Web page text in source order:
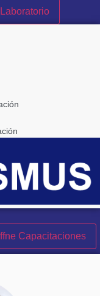
Capacitaciones